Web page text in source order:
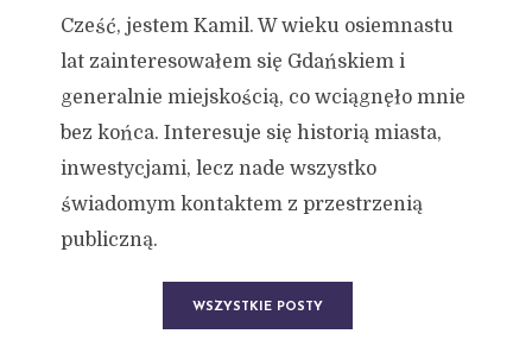
Cześć, jestem Kamil. W wieku osiemnastu
lat zainteresowałem się Gdańskiem i
generalnie miejskością, co wciągnęło mnie
bez końca. Interesuje się historią miasta,
inwestycjami, lecz nade wszystko
świadomym kontaktem z przestrzenią
publiczną.
WSZYSTKIE POSTY